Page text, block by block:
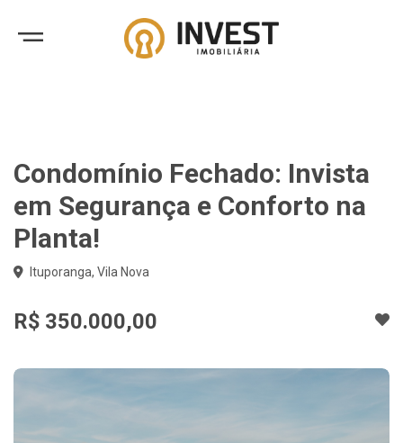
Condomínio Fechado: Invista
em Segurança e Conforto na
Planta!
Ituporanga, Vila Nova
R$ 350.000,00